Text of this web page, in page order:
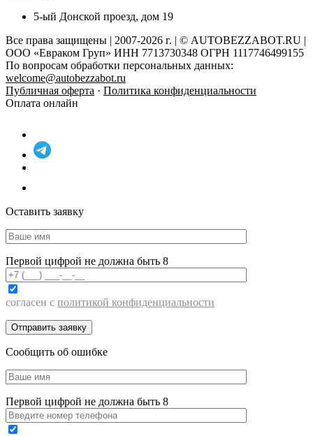
5-ый Донской проезд, дом 19
Все права защищены | 2007-2026 г. | © AUTOBEZZABOT.RU |
ООО «Евраком Груп» ИНН 7713730348 ОГРН 1117746499155
По вопросам обработки персональных данных:
welcome@autobezzabot.ru
Публичная оферта · Политика конфиденциальности
Оплата онлайн
Оставить заявку
Первой цифрой не должна быть 8
согласен с политикой конфиденциальности
Сообщить об ошибке
Первой цифрой не должна быть 8